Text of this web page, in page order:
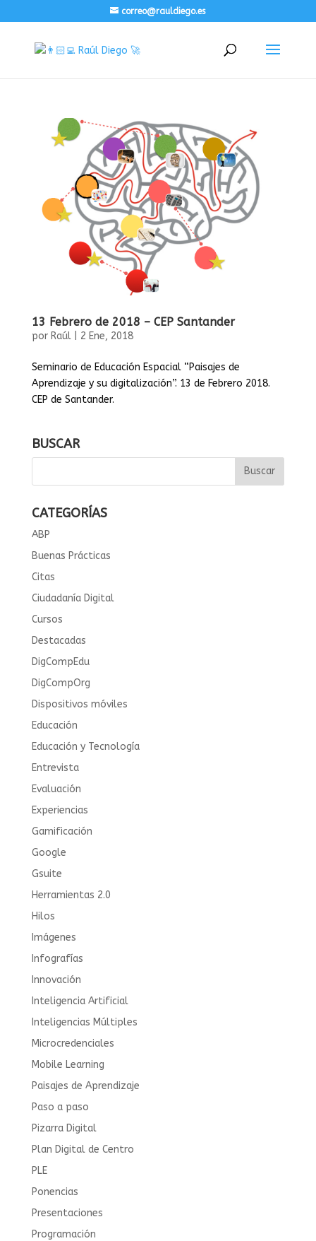
correo@rauldiego.es
13 Febrero de 2018 – CEP Santander
por Raúl| 2 Ene, 2018
Seminario de Educación Espacial “Paisajes de
Aprendizaje y su digitalización”. 13 de Febrero 2018.
CEP de Santander.
BUSCAR
CATEGORÍAS
ABP
Buenas Prácticas
Citas
Ciudadanía Digital
Cursos
Destacadas
DigCompEdu
DigCompOrg
Dispositivos móviles
Educación
Educación y Tecnología
Entrevista
Evaluación
Experiencias
Gamificación
Google
Gsuite
Herramientas 2.0
Hilos
Imágenes
Infografías
Innovación
Inteligencia Artificial
Inteligencias Múltiples
Microcredenciales
Mobile Learning
Paisajes de Aprendizaje
Paso a paso
Pizarra Digital
Plan Digital de Centro
PLE
Ponencias
Presentaciones
Programación